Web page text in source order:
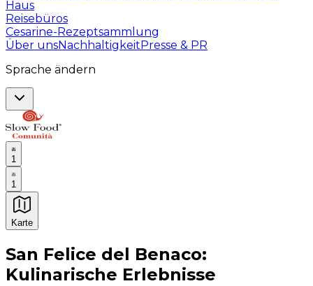
Haus
Reisebüros
Cesarine-Rezeptsammlung
Über unsNachhaltigkeitPresse & PR
Sprache ändern
1
1
Karte
Unvergessliche kulinarische Erlebnisse:
San Felice del Benaco:
Kulinarische Erlebnisse